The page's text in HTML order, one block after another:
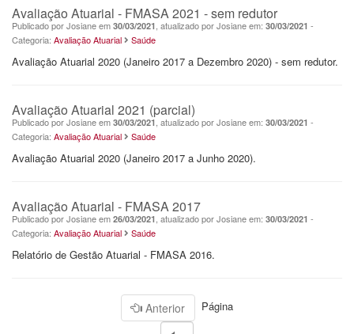
Avaliação Atuarial - FMASA 2021 - sem redutor
Publicado por Josiane em 30/03/2021 , atualizado por Josiane em: 30/03/2021 -
Categoria: Avaliação Atuarial Saúde
Avaliação Atuarial 2020 (Janeiro 2017 a Dezembro 2020) - sem redutor.
Avaliação Atuarial 2021 (parcial)
Publicado por Josiane em 30/03/2021 , atualizado por Josiane em: 30/03/2021 -
Categoria: Avaliação Atuarial Saúde
Avaliação Atuarial 2020 (Janeiro 2017 a Junho 2020).
Avaliação Atuarial - FMASA 2017
Publicado por Josiane em 26/03/2021 , atualizado por Josiane em: 30/03/2021 -
Categoria: Avaliação Atuarial Saúde
Relatório de Gestão Atuarial - FMASA 2016.
Anterior Página